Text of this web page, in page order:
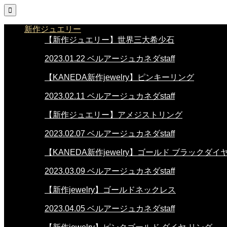

新作ジュエリー
【新作ジュエリー】世界三大希少石
2023.01.22 ベルアージュカネダstaff
【KANEDA新作jewelry】ピンキーリング
2023.02.11 ベルアージュカネダstaff
【新作ジュエリー】アメジストリング
2023.02.07 ベルアージュカネダstaff
【KANEDA新作jewelry】ゴールド ブラックダイ
2023.03.09 ベルアージュカネダstaff
【新作jewelry】ゴールドネックレス
2023.04.05 ベルアージュカネダstaff